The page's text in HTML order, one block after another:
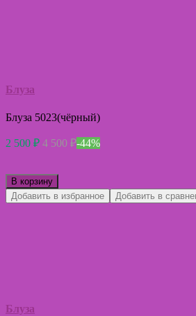
Блуза
Блуза 5023(чёрный)
2 500 ₽ 4 500 ₽-44%
В корзину
Добавить в избранное
Добавить в
Блуза